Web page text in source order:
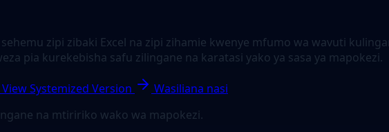
zipi zibaki Excel na zipi zihamie kwenye mfumo wa wavuti
pia kurekebisha safu zilingane na karatasi yako ya sasa ya mapokezi.
View Systemized Version
Wasiliana nasi
na mtiririko wako wa mapokezi.